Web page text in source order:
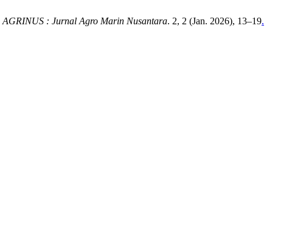
AGRINUS : Jurnal Agro Marin Nusantara. 2, 2 (Jan. 2026), 13–19.